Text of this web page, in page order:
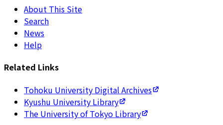
About This Site
Search
News
Help
Related Links
Tohoku University Digital Archives
Kyushu University Library
The University of Tokyo Library